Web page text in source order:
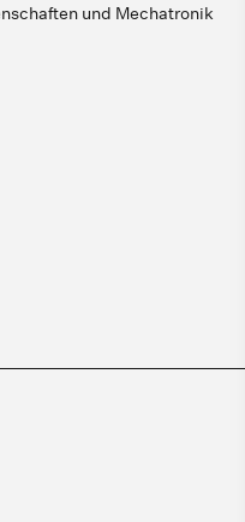
und Mechatronik